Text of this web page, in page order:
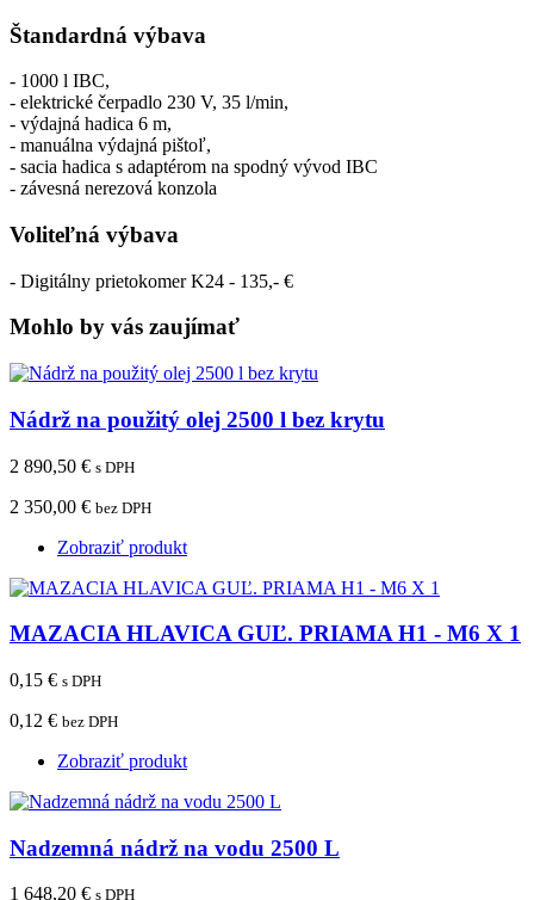
Štandardná výbava
- 1000 l IBC,
- elektrické čerpadlo 230 V, 35 l/min,
- výdajná hadica 6 m,
- manuálna výdajná pištoľ,
- sacia hadica s adaptérom na spodný vývod IBC
- závesná nerezová konzola
Voliteľná výbava
- Digitálny prietokomer K24 - 135,- €
Mohlo by vás zaujímať
Nádrž na použitý olej 2500 l bez krytu
2 890,50 € s DPH
2 350,00 € bez DPH
Zobraziť produkt
MAZACIA HLAVICA GUĽ. PRIAMA H1 - M6 X 1
0,15 € s DPH
0,12 € bez DPH
Zobraziť produkt
Nadzemná nádrž na vodu 2500 L
1 648,20 € s DPH